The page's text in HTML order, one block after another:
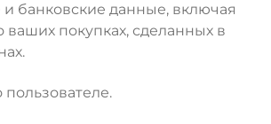
банковские данные, включая
покупках, сделанных в